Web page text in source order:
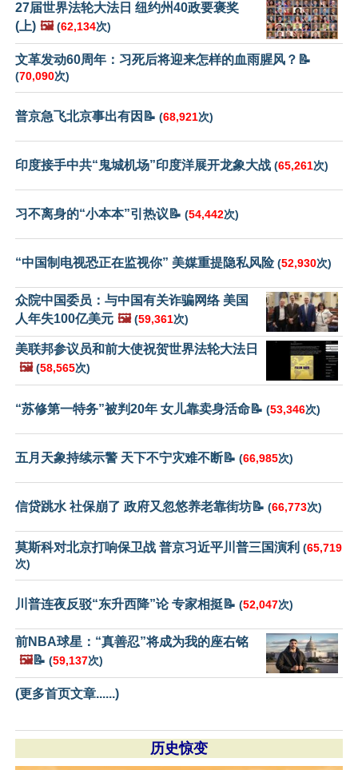
27届世界法轮大法日 纽约州40政要褒奖
(上) 🖼️ (62,134次)
文革发动60周年：习死后将迎来怎样的血雨腥风？📝
(70,090次)
普京急飞北京事出有因📝 (68,921次)
印度接手中共“鬼城机场”印度洋展开龙象大战 (65,261次)
习不离身的“小本本”引热议📝 (54,442次)
“中国制电视恐正在监视你” 美媒重提隐私风险(52,930次)
众院中国委员：与中国有关诈骗网络 美国
人年失100亿美元 🖼️ (59,361次)
美联邦参议员和前大使祝贺世界法轮大法日
🖼️ (58,565次)
“苏修第一特务”被判20年 女儿靠卖身活命📝 (53,346次)
五月天象持续示警 天下不宁灾难不断📝 (66,985次)
信贷跳水 社保崩了 政府又忽悠养老靠街坊📝 (66,773次)
莫斯科对北京打响保卫战 普京习近平川普三国演利 (65,719
次)
川普连夜反驳“东升西降”论 专家相挺📝 (52,047次)
前NBA球星：“真善忍”将成为我的座右铭
🖼️📝 (59,137次)
(更多首页文章......)
历史惊变